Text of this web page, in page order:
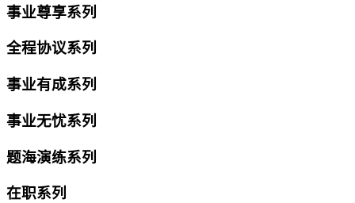
事业尊享系列
全程协议系列
事业有成系列
事业无忧系列
题海演练系列
在职系列